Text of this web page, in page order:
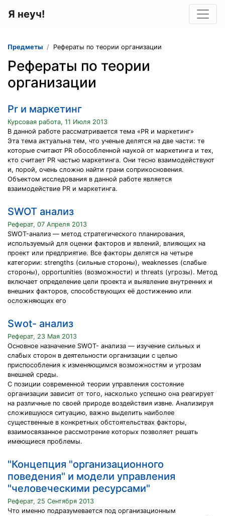
Я неуч!
Предметы Рефераты по теории организации
Рефераты по теории
организации
Pr и маркетинг
Курсовая работа, 11 Июля 2013
В данной работе рассматривается тема «PR и маркетинг»
Эта тема актуальна тем, что ученые делятся на две части: те
которые считают PR обособленной наукой от маркетинга и тех,
кто считает PR частью маркетинга. Они тесно взаимодействуют
и, порой, очень сложно найти грани соприкосновения.
Объектом исследования в данной работе является
взаимодействие PR и маркетинга.
SWOT анализ
Реферат, 07 Апреля 2013
SWOT-анализ — метод стратегического планирования,
используемый для оценки факторов и явлений, влияющих на
проект или предприятие. Все факторы делятся на четыре
категории: strengths (сильные стороны), weaknesses (слабые
стороны), opportunities (возможности) и threats (угрозы). Метод
включает определение цели проекта и выявление внутренних и
внешних факторов, способствующих её достижению или
осложняющих его
Swot- анализ
Реферат, 23 Мая 2013
Основное назначение SWOT- анализа — изучение сильных и
слабых сторон в деятельности организации с целью
приспособления к изменяющимся возможностям и угрозам
внешней среды.
С позиции современной теории управления состояние
организации зависит от того, насколько успешно она реагирует
на различные по своей природе воздействия извне. Анализируя
сложившуюся ситуацию, важно выделить наиболее
существенные в конкретных обстоятельствах факторы,
взаимосвязанное рассмотрение которых позволяет решать
имеющиеся проблемы.
"Концепция "организационного
поведения" и модели управления
"человеческими ресурсами"
Реферат, 25 Сентября 2013
Что именно подразумевается под организационным